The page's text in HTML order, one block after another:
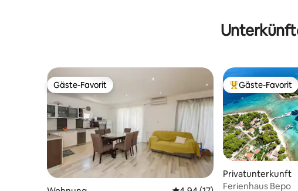
Gäste-Favorit
Gäste-Favorit Beliebter Gäste-
Gäste-Favorit
Privatunterkunft
Ferienhaus Bepo